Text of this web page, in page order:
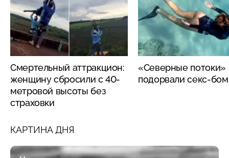
Смертельный аттракцион:
женщину сбросили с 40-
метровой высоты без
страховки
«Северные потоки»
подорвали секс-
КАРТИНА ДНЯ